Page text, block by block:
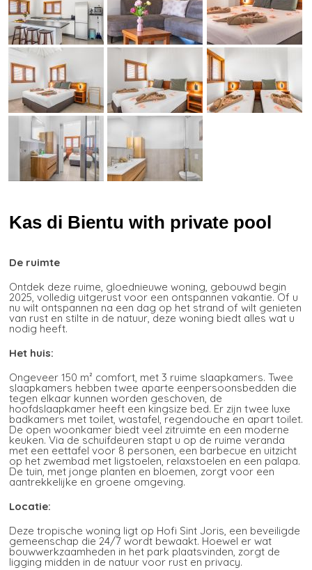
Kas di Bientu with private pool
De ruimte
Ontdek deze ruime, gloednieuwe woning, gebouwd begin
2025, volledig uitgerust voor een ontspannen vakantie. Of u
nu wilt ontspannen na een dag op het strand of wilt genieten
van rust en stilte in de natuur, deze woning biedt alles wat u
nodig heeft.
Het huis:
Ongeveer 150 m² comfort, met 3 ruime slaapkamers. Twee
slaapkamers hebben twee aparte eenpersoonsbedden die
tegen elkaar kunnen worden geschoven, de
hoofdslaapkamer heeft een kingsize bed. Er zijn twee luxe
badkamers met toilet, wastafel, regendouche en apart toilet.
De open woonkamer biedt veel zitruimte en een moderne
keuken. Via de schuifdeuren stapt u op de ruime veranda
met een eettafel voor 8 personen, een barbecue en uitzicht
op het zwembad met ligstoelen, relaxstoelen en een palapa.
De tuin, met jonge planten en bloemen, zorgt voor een
aantrekkelijke en groene omgeving.
Locatie:
Deze tropische woning ligt op Hofi Sint Joris, een beveiligde
gemeenschap die 24/7 wordt bewaakt. Hoewel er wat
bouwwerkzaamheden in het park plaatsvinden, zorgt de
ligging midden in de natuur voor rust en privacy.